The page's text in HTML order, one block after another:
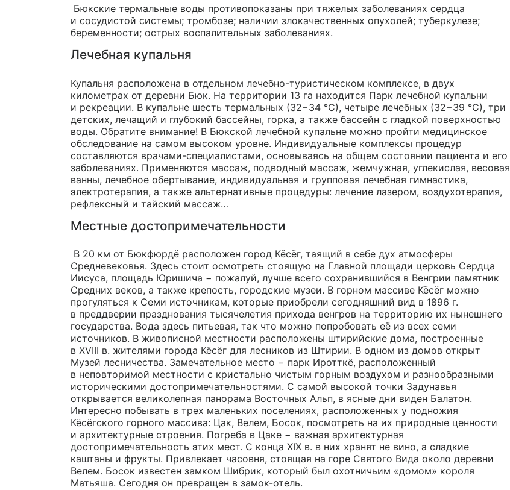
Бюкские термальные воды противопоказаны при тяжелых заболеваниях сердца
и сосудистой системы; тромбозе; наличии злокачественных опухолей; туберкулезе;
беременности; острых воспалительных заболеваниях.
Лечебная купальня
Купальня расположена в отдельном лечебно-туристическом комплексе, в двух
километрах от деревни Бюк. На территории 13 га находится Парк лечебной купальни
и рекреации. В купальне шесть термальных (32−34 °С), четыре лечебных (32−39 °С), три
детских, лечащий и глубокий бассейны, горка, а также бассейн с гладкой поверхностью
воды. Обратите внимание! В Бюкской лечебной купальне можно пройти медицинское
обследование на самом высоком уровне. Индивидуальные комплексы процедур
составляются врачами-специалистами, основываясь на общем состоянии пациента и его
заболеваниях. Применяются массаж, подводный массаж, жемчужная, углекислая, весовая
ванны, лечебное обертывание, индивидуальная и групповая лечебная гимнастика,
электротерапия, а также альтернативные процедуры: лечение лазером, воздухотерапия,
рефлексный и тайский массаж…
Местные достопримечательности
В 20 км от Бюкфюрдё расположен город Кёсёг, таящий в себе дух атмосферы
Средневековья. Здесь стоит осмотреть стоящую на Главной площади церковь Сердца
Иисуса, площадь Юришича − пожалуй, лучше всего сохранившийся в Венгрии памятник
Средних веков, а также крепость, городские музеи. В горном массиве Кёсёг можно
прогуляться к Семи источникам, которые приобрели сегодняшний вид в 1896 г.
в преддверии празднования тысячелетия прихода венгров на территорию их нынешнего
государства. Вода здесь питьевая, так что можно попробовать её из всех семи
источников. В живописной местности расположены штирийские дома, построенные
в XVIII в. жителями города Кёсёг для лесников из Штирии. В одном из домов открыт
Музей лесничества. Замечательное место − парк Иротткё, расположенный
в неповторимой местности с кристально чистым горным воздухом и разнообразными
историческими достопримечательностями. С самой высокой точки Задунавья
открывается великолепная панорама Восточных Альп, в ясные дни виден Балатон.
Интересно побывать в трех маленьких поселениях, расположенных у подножия
Кёсёгского горного массива: Цак, Велем, Босок, посмотреть на их природные ценности
и архитектурные строения. Погреба в Цаке − важная архитектурная
достопримечательность этих мест. С конца XIX в. в них хранят не вино, а сладкие
каштаны и фрукты. Привлекает часовня, стоящая на горе Святого Вида около деревни
Велем. Босок известен замком Шибрик, который был охотничьим «домом» короля
Матьяша. Сегодня он превращен в замок-отель.